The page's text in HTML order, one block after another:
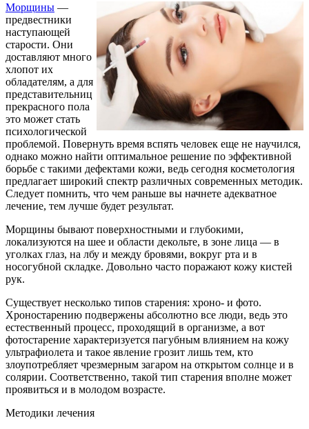
Морщины —
предвестники
наступающей
старости. Они
доставляют много
хлопот их
обладателям, а для
представительниц
прекрасного пола
это может стать
психологической
проблемой. Повернуть время вспять человек еще не научился,
однако можно найти оптимальное решение по эффективной
борьбе с такими дефектами кожи, ведь сегодня косметология
предлагает широкий спектр различных современных методик.
Следует помнить, что чем раньше вы начнете адекватное
лечение, тем лучше будет результат.
Морщины бывают поверхностными и глубокими,
локализуются на шее и области декольте, в зоне лица — в
уголках глаз, на лбу и между бровями, вокруг рта и в
носогубной складке. Довольно часто поражают кожу кистей
рук.
Существует несколько типов старения: хроно- и фото.
Хроностарению подвержены абсолютно все люди, ведь это
естественный процесс, проходящий в организме, а вот
фотостарение характеризуется пагубным влиянием на кожу
ультрафиолета и такое явление грозит лишь тем, кто
злоупотребляет чрезмерным загаром на открытом солнце и в
солярии. Соответственно, такой тип старения вполне может
проявиться и в молодом возрасте.
Методики лечения